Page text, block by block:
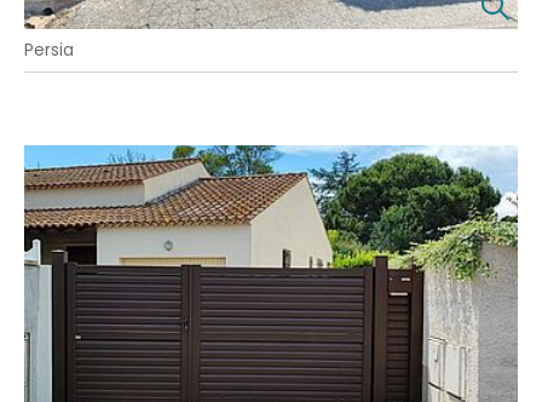
Persia